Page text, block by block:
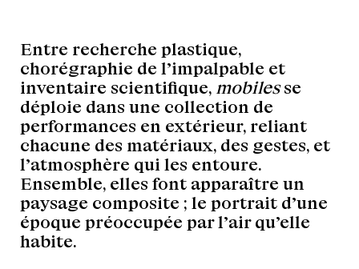
Entre recherche plastique,
chorégraphie de l’impalpable et
inventaire scientifique, mobilesse
déploie dans une collection de
performances en extérieur, reliant
chacune des matériaux, des gestes, et
l’atmosphère qui les entoure.
Ensemble, elles font apparaître un
paysage composite ; le portrait d’une
époque préoccupée par l’air qu’elle
habite.